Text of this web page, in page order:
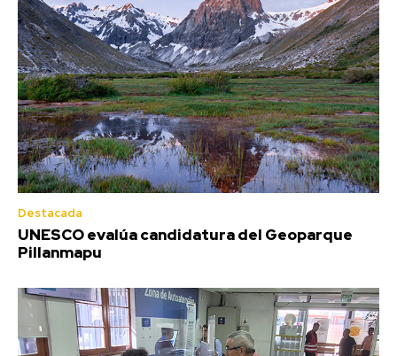
Destacada
UNESCO evalúa candidatura del Geoparque
Pillanmapu